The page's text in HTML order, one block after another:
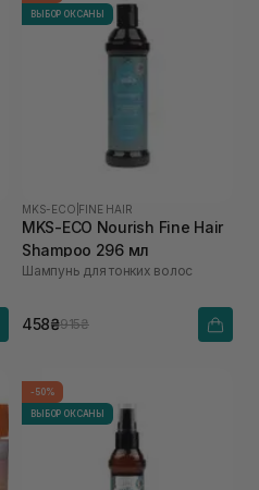
ВЫБОР ОКСАНЫ
MKS-ECO FINE HAIR
MKS-ECO Nourish Fine Hair
Shampoo 296 мл
Шампунь для тонких волос
458₴915₴
-50%
ВЫБОР ОКСАНЫ